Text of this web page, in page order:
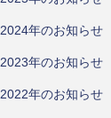
2024年のお知らせ
2023年のお知らせ
2022年のお知らせ